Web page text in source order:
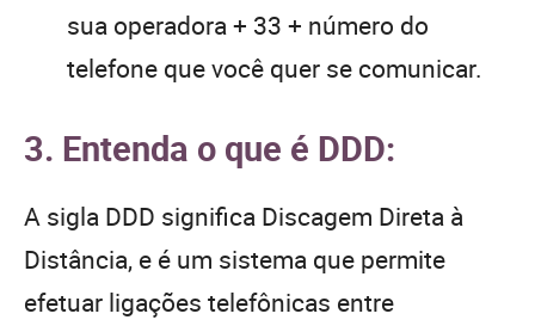
sua operadora + 33 + número do
telefone que você quer se comunicar.
3. Entenda o que é DDD:
A sigla DDD significa Discagem Direta à
Distância, e é um sistema que permite
efetuar ligações telefônicas entre